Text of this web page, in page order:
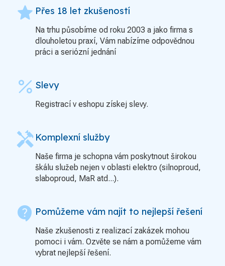
grade Přes 18 let zkušeností
Na trhu působíme od roku 2003 a jako firma s
dlouholetou praxí, Vám nabízíme odpovědnou
práci a seriózní jednání
percent Slevy
Registrací v eshopu získej slevy.
handyman Komplexní služby
Naše firma je schopna vám poskytnout širokou
škálu služeb nejen v oblasti elektro (silnoproud,
slaboproud, MaR atd...).
contact_support Pomůžeme vám najít to nejlepší řešení
Naše zkušenosti z realizací zakázek mohou
pomoci i vám. Ozvěte se nám a pomůžeme vám
vybrat nejlepší řešení.